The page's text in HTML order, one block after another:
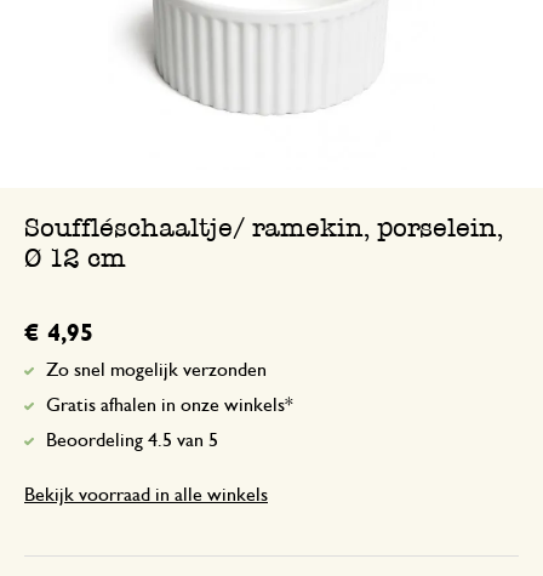
Souffléschaaltje/ ramekin, porselein,
Ø 12 cm
€ 4,95
Zo snel mogelijk verzonden
Gratis afhalen in onze winkels*
Beoordeling 4.5 van 5
Bekijk voorraad in alle winkels